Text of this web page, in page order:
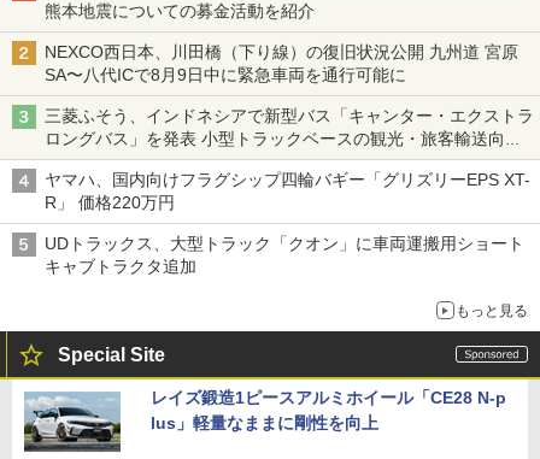
熊本地震についての募金活動を紹介
NEXCO西日本、川田橋（下り線）の復旧状況公開 九州道 宮原
SA〜八代ICで8月9日中に緊急車両を通行可能に
三菱ふそう、インドネシアで新型バス「キャンター・エクストラ
ロングバス」を発表 小型トラックベースの観光・旅客輸送向け
バス
ヤマハ、国内向けフラグシップ四輪バギー「グリズリーEPS XT-
R」 価格220万円
UDトラックス、大型トラック「クオン」に車両運搬用ショート
キャブトラクタ追加
もっと見る
Special Site
レイズ鍛造1ピースアルミホイール「CE28 N-p
lus」軽量なままに剛性を向上